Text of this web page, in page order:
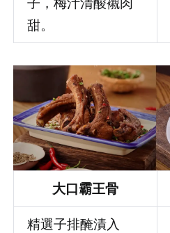
甜。
大口霸王骨
精選子排醃漬入